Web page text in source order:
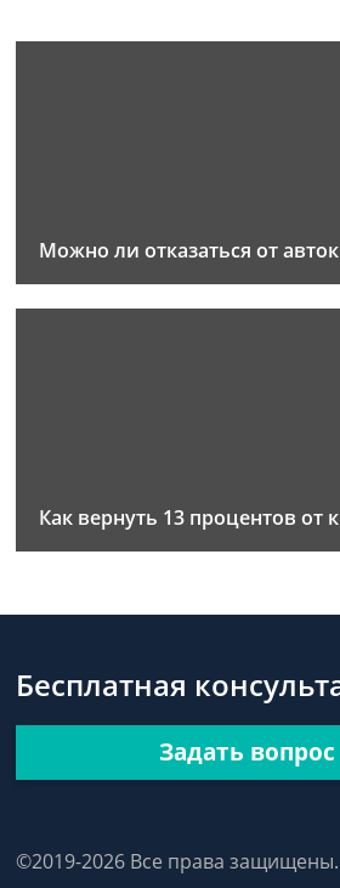
Можно ли отказаться от
Как вернуть 13 процентов от
Бесплатная
Задать вопрос
©2019-2026 Все права защищены.